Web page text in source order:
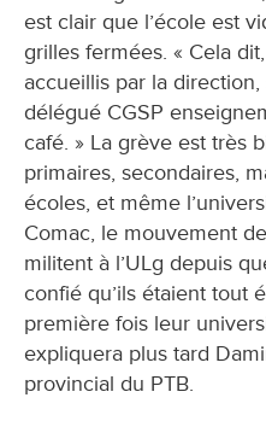
est clair que l’école est
grilles fermées. « Cela
accueillis par la
délégué CGSP
café. » La grève est très
primaires, secondaires,
écoles, et même
Comac, le mouvement
militent à l’ULg depuis
confié qu’ils étaient tout
première fois leur
expliquera plus tard
provincial du PTB.